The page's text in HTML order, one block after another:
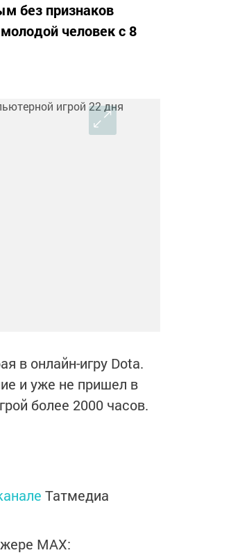
без признаков
человек с 8
в онлайн-игру Dota.
и уже не пришел в
более 2000 часов.
Татмедиа
MАХ: